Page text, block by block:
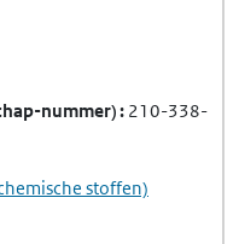
nummer) 210-338-
stoffen)
tabblad)